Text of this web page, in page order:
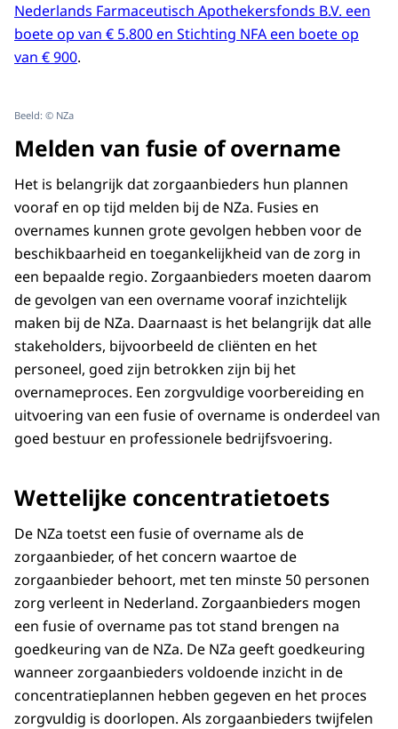
Nederlands Farmaceutisch Apothekersfonds B.V. een
boete op van € 5.800 en Stichting NFA een boete op
van € 900.
Beeld: © NZa
Melden van fusie of overname
Het is belangrijk dat zorgaanbieders hun plannen
vooraf en op tijd melden bij de NZa. Fusies en
overnames kunnen grote gevolgen hebben voor de
beschikbaarheid en toegankelijkheid van de zorg in
een bepaalde regio. Zorgaanbieders moeten daarom
de gevolgen van een overname vooraf inzichtelijk
maken bij de NZa. Daarnaast is het belangrijk dat alle
stakeholders, bijvoorbeeld de cliënten en het
personeel, goed zijn betrokken zijn bij het
overnameproces. Een zorgvuldige voorbereiding en
uitvoering van een fusie of overname is onderdeel van
goed bestuur en professionele bedrijfsvoering.
Wettelijke concentratietoets
De NZa toetst een fusie of overname als de
zorgaanbieder, of het concern waartoe de
zorgaanbieder behoort, met ten minste 50 personen
zorg verleent in Nederland. Zorgaanbieders mogen
een fusie of overname pas tot stand brengen na
goedkeuring van de NZa. De NZa geeft goedkeuring
wanneer zorgaanbieders voldoende inzicht in de
concentratieplannen hebben gegeven en het proces
zorgvuldig is doorlopen. Als zorgaanbieders twijfelen